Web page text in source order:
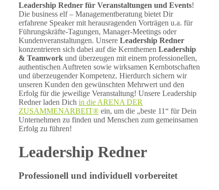
Leadership Redner für Veranstaltungen und Events!
Die business elf – Managementberatung bietet Dir
erfahrene Speaker mit herausragenden Vorträgen u.a. für
Führungskräfte-Tagungen, Manager-Meetings oder
Kundenveranstaltungen. Unsere Leadership Redner
konzentrieren sich dabei auf die Kernthemen Leadership
& Teamwork und überzeugen mit einem professionellen,
authentischen Auftreten sowie wirksamen Kernbotschaften
und überzeugender Kompetenz. Hierdurch sichern wir
unseren Kunden den gewünschten Mehrwert und den
Erfolg für die jeweilige Veranstaltung! Unsere Leadership
Redner laden Dich in die ARENA DER
ZUSAMMENARBEIT® ein, um die „beste 11“ für Dein
Unternehmen zu finden und Menschen zum gemeinsamen
Erfolg zu führen!
Leadership Redner
Professionell und individuell vorbereitet